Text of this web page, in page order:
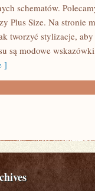
schematów.
Plus Size. Na stronie
tworzyć stylizacje,
są modowe
]